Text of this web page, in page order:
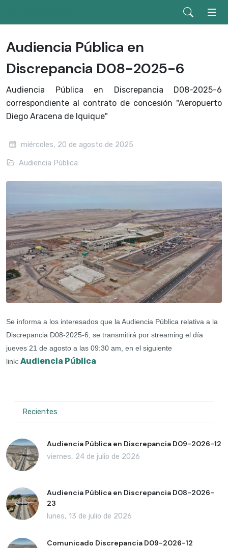
Audiencia Pública en
Discrepancia D08-2025-6
Audiencia Pública en Discrepancia D08-2025-6
correspondiente al contrato de concesión "Aeropuerto
Diego Aracena de Iquique"
miércoles, 20 de agosto de 2025
Audiencia Pública
Se informa a los interesados que la Audiencia Pública relativa a la
Discrepancia D08-2025-6, se transmitirá por streaming el día
jueves 21 de agosto a las 09:30 am, en el siguiente
link: Audiencia Pública
Recientes
Audiencia Pública en Discrepancia D09-2026-12
viernes, 24 de julio de 2026
Audiencia Pública en Discrepancia D08-2026-
23
lunes, 13 de julio de 2026
Comunicado Discrepancia D09-2026-12